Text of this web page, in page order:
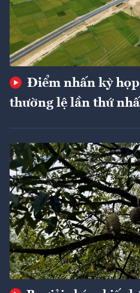
Điểm nhấn kỳ
thường lệ lần thứ